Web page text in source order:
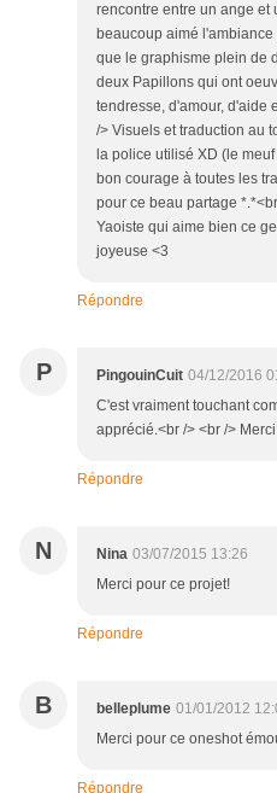
rencontre entre un ange et
beaucoup aimé
que le graphisme plein de
deux Papillons qui ont
tendresse, d'amour, d'aide
/> Visuels et traduction au
la police utilisé XD (le
bon courage à toutes les
pour ce beau partage
Yaoiste qui aime bien ce
joyeuse <3
Répondre
P PingouinCuit 04/12/2016
C'est vraiment touchant
apprécié.<br /> <br />
Répondre
N Nina 03/07/2015 13:26
Merci pour ce projet!
Répondre
B belleplume 01/01/2012
Merci pour ce oneshot
Répondre